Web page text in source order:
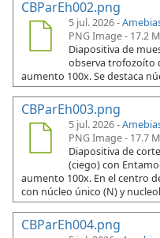
CBParEh002.png
5 jul. 2026 -
PNG Image - 17.2
Diapositiva de
observa trofozoíto
aumento 100x. Se destaca
CBParEh003.png
5 jul. 2026 -
PNG Image - 17.7
Diapositiva de
(ciego) con
aumento 100x. En el centro
con núcleo único (N) y
CBParEh004.png